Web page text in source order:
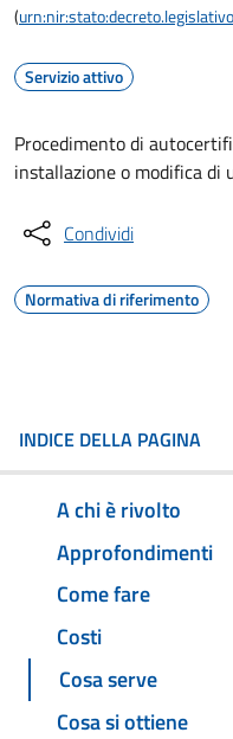
(
Servizio attivo
Procedimento di
installazione o modifica di
Condividi
Normativa di riferimento
INDICE DELLA PAGINA
A chi è rivolto
Approfondimenti
Come fare
Costi
Cosa serve
Cosa si ottiene